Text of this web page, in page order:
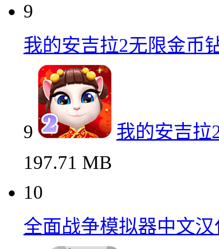
9
我的安吉拉2无限金币
9
我的安吉拉
197.71 MB
10
全面战争模拟器中文